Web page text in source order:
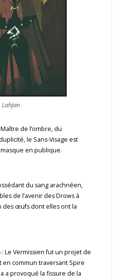
Lahjan
de l’ombre, du
le Sans-Visage est
en publique.
du sang arachnéen,
de l’avenir des Drows à
des œufs dont elles ont la
: Le Vermissien fut un projet de
commun traversant Spire
a provoqué la fissure de la